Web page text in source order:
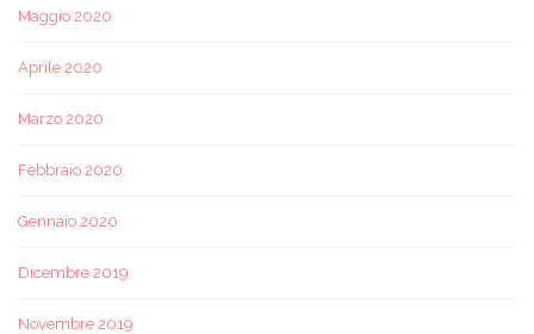
Maggio 2020
Aprile 2020
Marzo 2020
Febbraio 2020
Gennaio 2020
Dicembre 2019
Novembre 2019